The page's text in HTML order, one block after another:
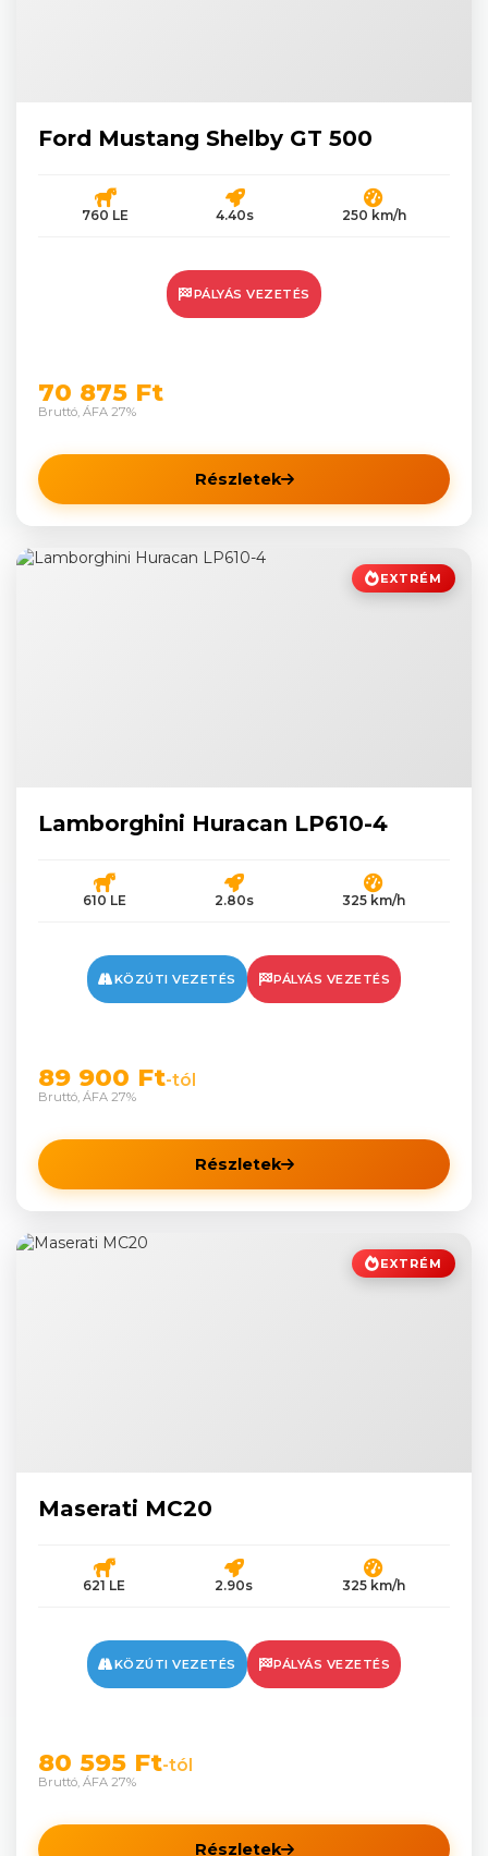
Ford Mustang Shelby GT 500
760 LE 4.40s 250 km/h
PÁLYÁS VEZETÉS
70 875 Ft
Bruttó, ÁFA 27%
Részletek
EXTRÉM
Lamborghini Huracan LP610-4
610 LE 2.80s 325 km/h
KÖZÚTI VEZETÉS PÁLYÁS VEZETÉS
89 900 Ft-tól
Bruttó, ÁFA 27%
Részletek
EXTRÉM
Maserati MC20
621 LE 2.90s 325 km/h
KÖZÚTI VEZETÉS PÁLYÁS VEZETÉS
80 595 Ft-tól
Bruttó, ÁFA 27%
Részletek